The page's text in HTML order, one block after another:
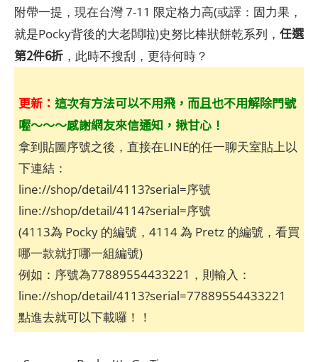
附帶一提，現在台灣 7-11 限定格力高(或譯：固力果，
就是Pocky背後的大老闆啦)史努比棒狀餅乾系列， 任選
第2件6折 ，此時不搜刮，更待何時？
更新： 這次有方法可以不用飛，而且也不用解除門號
喔～～～感謝網友來信通知，揪甘心！
拿到貼圖序號之後，直接在LINE的任一聊天室貼上以
下連結：
line://shop/detail/4113?serial=序號
line://shop/detail/4114?serial=序號
(4113為 Pocky 的編號，4114 為 Pretz 的編號，看買
哪一款就打哪一組編號)
例如：序號為77889554433221，則輸入：
line://shop/detail/4113?serial=77889554433221
點進去就可以下載囉！！